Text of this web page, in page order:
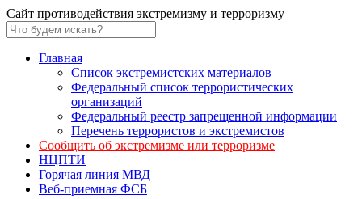
Сайт противодействия экстремизму и терроризму
Главная
Список экстремистских материалов
Федеральный список террористических
организаций
Федеральный реестр запрещенной информации
Перечень террористов и экстремистов
Сообщить об экстремизме или терроризме
НЦПТИ
Горячая линия МВД
Веб-приемная ФСБ